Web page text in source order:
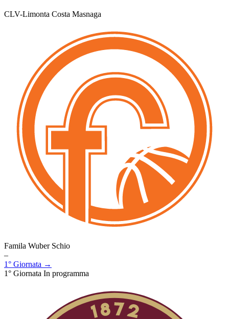
CLV-Limonta Costa Masnaga
Famila Wuber Schio
–
1° Giornata →
1° Giornata In programma